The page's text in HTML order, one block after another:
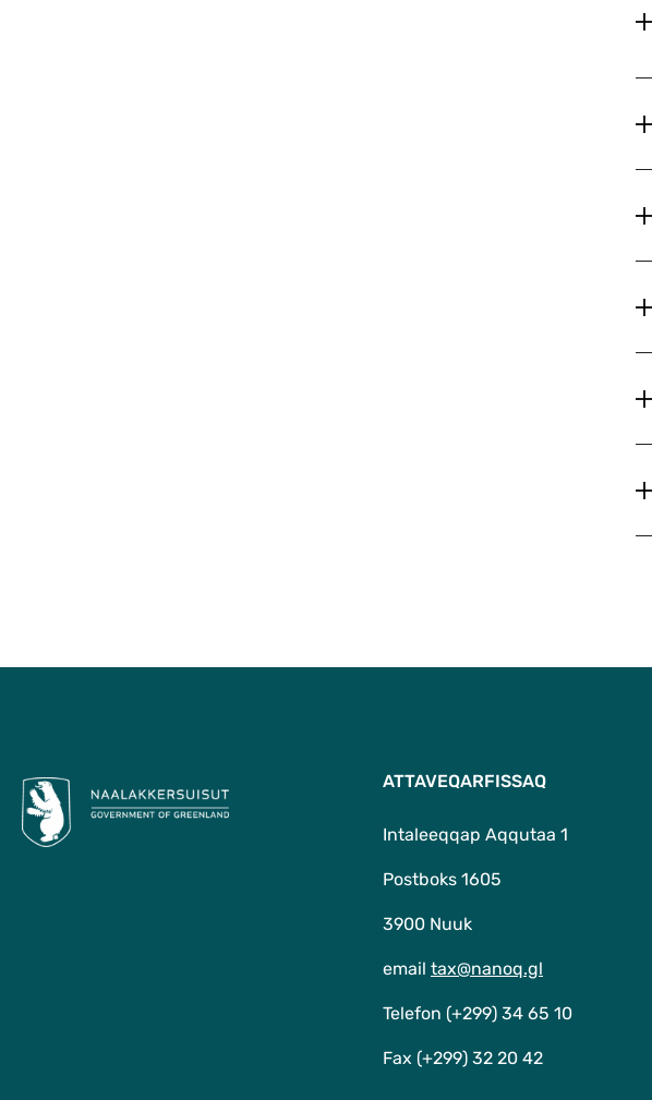
ATTAVEQARFISSAQ
Intaleeqqap Aqqutaa 1
Postboks 1605
3900 Nuuk
email tax@nanoq.gl
Telefon (+299) 34 65 10
Fax (+299) 32 20 42